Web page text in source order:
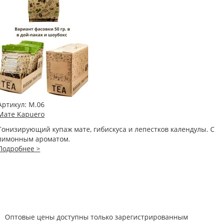
М.06
Kapuero
купаж мате, гибискуса и лепестков календулы. С
ароматом.
>
Оптовые цены доступны только зарегистрированным